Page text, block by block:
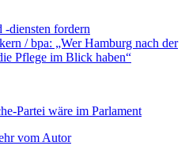
-diensten fordern
/ bpa: „Wer Hamburg nach der
Pflege im Blick haben“
Partei wäre im Parlament
vom Autor